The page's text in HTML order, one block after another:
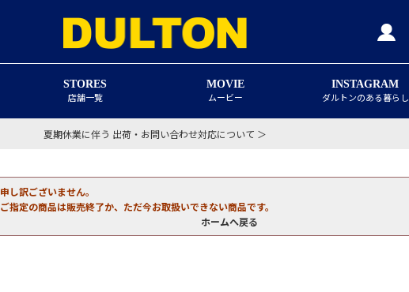
STORES
店舗一覧
MOVIE
ムービー
INSTAGRAM
ダルトンのある暮らし
夏期休業に伴う 出荷・お問い合わせ対応について ＞
申し訳ございません。
ご指定の商品は販売終了か、ただ今お取扱いできない商品です。
ホームへ戻る